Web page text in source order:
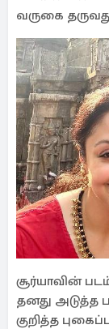
வருகை
சூர்யாவின்
தனது அடுத்த
குறித்த